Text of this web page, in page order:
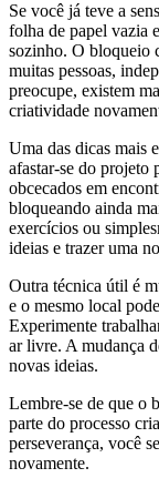
Se você já teve a
folha de papel vazia
sozinho. O bloqueio
muitas pessoas,
preocupe, existem
criatividade
Uma das dicas mais
afastar-se do projeto
obcecados em
bloqueando ainda
exercícios ou
ideias e trazer uma
Outra técnica útil é
e o mesmo local
Experimente
ar livre. A mudança
novas ideias.
Lembre-se de que o
parte do processo
perseverança, você
novamente.